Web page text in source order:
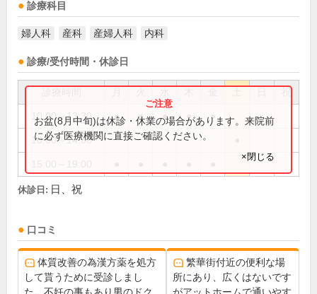
診療科目
婦人科 産科 産婦人科 内科
診療/受付時間・休診日
祝
10:00～13:30 ● ● ● ● ●
10:00～14:00
お盆(8月中旬)は休診・休業の場合があります。来院前
に必ず医療機関に直接ご確認ください。
×閉じる
休診日: 日、祝
口コミ
体質改善の為漢方薬を処方
して貰うために受診しまし
繁華街付近の便利な場
所にあり、広くはないです